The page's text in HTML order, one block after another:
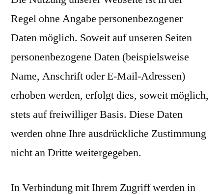
Regel ohne Angabe personenbezogener
Daten möglich. Soweit auf unseren Seiten
personenbezogene Daten (beispielsweise
Name, Anschrift oder E-Mail-Adressen)
erhoben werden, erfolgt dies, soweit möglich,
stets auf freiwilliger Basis. Diese Daten
werden ohne Ihre ausdrückliche Zustimmung
nicht an Dritte weitergegeben.
In Verbindung mit Ihrem Zugriff werden in